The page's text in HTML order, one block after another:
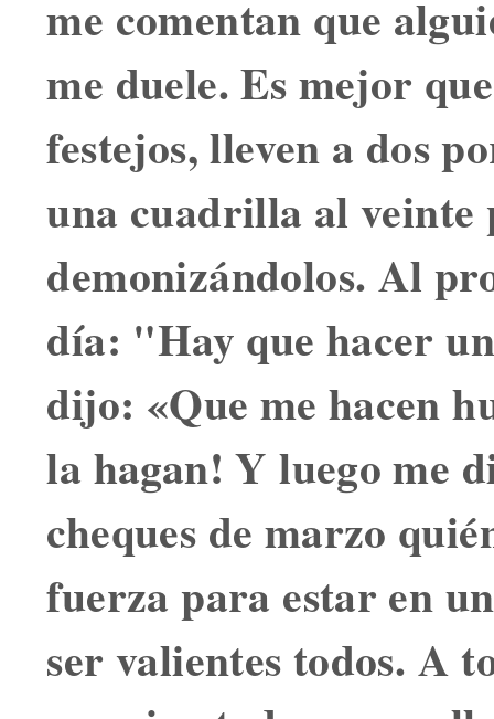
me comentan que
me duele. Es mejor
festejos, lleven a dos
una cuadrilla al veinte
demonizándolos. Al
día: "Hay que hacer
dijo: «Que me hacen
la hagan! Y luego me
cheques de marzo
fuerza para estar en
ser valientes todos. A